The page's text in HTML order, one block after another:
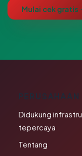
Mulai cek gratis
PERUSAHAAN
Didukung
tepercaya
Tentang